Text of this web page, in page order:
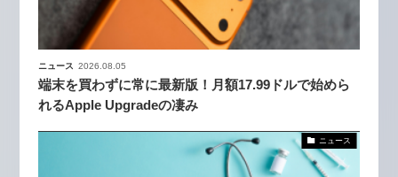
ニュース 2026.08.05
端末を買わずに常に最新版！月額17.99ドルで始めら
れるApple Upgradeの凄み
ニュース